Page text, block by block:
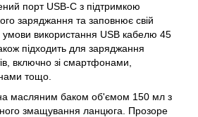
порт USB-C з підтримкою
заряджання та заповнює свій
умови використання USB кабелю 45
підходить для заряджання
включно зі смартфонами,
тощо.
масляним баком об'ємом 150 мл з
змащування ланцюга. Прозоре